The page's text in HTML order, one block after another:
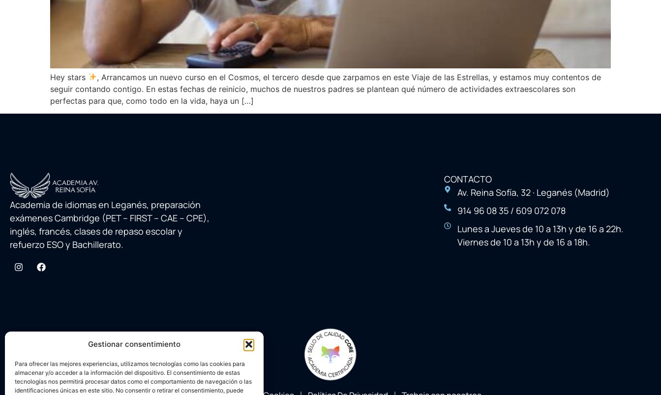
Gestionar consentimiento
Para ofrecer las mejores experiencias, utilizamos tecnologías como las cookies para
almacenar y/o acceder a la información del dispositivo. El consentimiento de estas
tecnologías nos permitirá procesar datos como el comportamiento de navegación o las
identificaciones únicas en este sitio. No consentir o retirar el consentimiento, puede
Hey stars
, Arrancamos un nuevo curso en el Cosmos, el tercero desde que zarpamos en este Viaje de las Estrellas, y estamos muy contentos de
seguir contando contigo. En estas fechas de reinicio, muchos de nuestros padres se plantean qué número de actividades extraescolares son
perfectas para que, como todo en la vida, haya un […]
Academia de idiomas en Leganés, preparación
exámenes Cambridge (PET – FIRST – CAE – CPE),
inglés, francés, clases de repaso escolar y
refuerzo ESO y Bachillerato.
CONTACTO
Av. Reina Sofía, 32 · Leganés (Madrid)
914 96 08 35 / 609 072 078
Lunes a Jueves de 10 a 13h y de 16 a 22h.
Viernes de 10 a 13h y de 16 a 18h.